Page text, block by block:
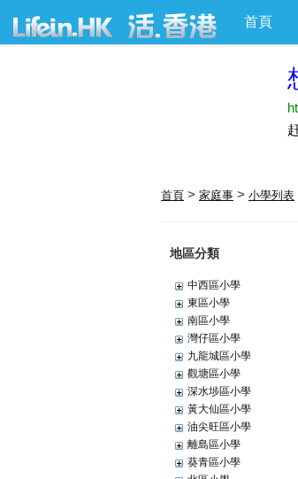
首頁
首頁 > 家庭事 > 小學列表
地區分類
中西區小學
東區小學
南區小學
灣仔區小學
九龍城區小學
觀塘區小學
深水埗區小學
黃大仙區小學
油尖旺區小學
離島區小學
葵青區小學